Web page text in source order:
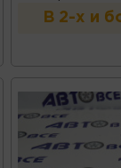
В 2-х и